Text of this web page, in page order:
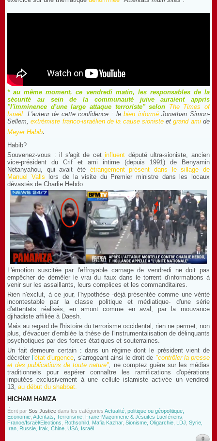
* au même moment, ce vendredi matin, les responsables de la
sécurité au sein de la communauté juive auraient appris
"l'imminence d'une large attaque terroriste" selon The Times of
Israël
L'auteur de cette confidence : lebien informé Jonathan Simon-
Sellem,extrémiste franco-israélien de la cause sionisteetgrand amide
Meyer Habib.
Habib?
Souvenez-vous : il s'agit de cetinfluent député ultra-sioniste, ancien
vice-président du Crif et ami intime (depuis 1991) de Benyamin
Netanyahou, qui avait été étrangement présent dans le sillage de
Manuel Valls
lors de la visite du Premier ministre dans les locaux
dévastés de Charlie Hebdo.
L'émotion suscitée par l'effroyable carnage de vendredi ne doit pas
empêcher de démêler le vrai du faux dans le torrent d'informations à
venir sur les assaillants, leurs complices et les commanditaires.
Rien n'exclut, à ce jour, l'hypothèse -déjà présentée comme une vérité
incontestable par la classe politique et médiatique- d'une série
d'attentats réalisés, en amont comme en aval, par la mouvance
djihadiste affiliée à Daesh.
Mais au regard de l'histoire du terrorisme occidental, rien ne permet, non
plus, d'évacuer d'emblée la thèse de l'instrumentalisation de délinquants
psychotiques par des forces étatiques et souterraines.
Un fait demeure certain : dans un régime dont le président vient de
décréter l'état d'urgence , s'arrogeant ainsi le droit de "contrôler la presse
et des publications de toute nature"
ne comptez guère sur les médias
traditionnels pour espérer connaître les ramifications d'opérations
imputées exclusivement à une cellule islamiste activée un vendredi
13, au début du shabbat
HICHAM HAMZA
Écrit par Sos Justice dans les catégories Actualité, politique ou géopolitique,
Economie Attentats, Terrorisme Franc-Maçonnerie & Jésuites Lucifériens
France/Israël/Elections
Rothschild, Mafia Kazhar, Sionisme, Oligarchie, LDJ Syrie,
Iran, Russie, Irak, Chine USA, Israël
0